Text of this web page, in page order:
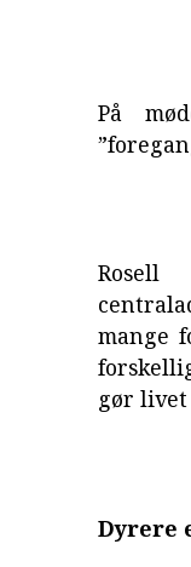
På
mange
gør
Dyrere